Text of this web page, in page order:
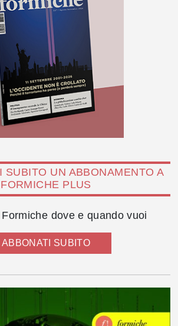
SUBITO UN ABBONAMENTO A
FORMICHE PLUS
dove e quando vuoi
ABBONATI SUBITO